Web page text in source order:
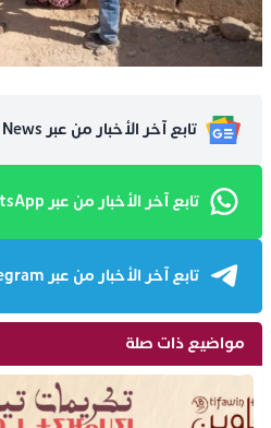
تابع آخر الأخبار من عبر Google News
تابع آخر الأخبار من عبر WhatsApp
تابع آخر الأخبار من عبر Telegram
مواضيع ذات صلة